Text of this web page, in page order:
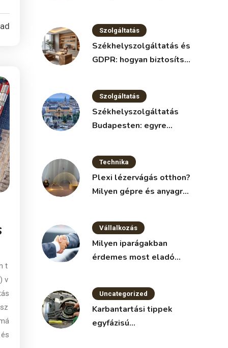
t
v
Szolgáltatás
Székhelyszolgáltatás és
GDPR: hogyan biztosítsd
Szolgáltatás
Székhelyszolgáltatás
Budapesten: egyre
vállalkozások körében
Technika
Plexi lézervágás otthon?
Milyen gépre és anyagra
Vállalkozás
Milyen iparágakban
érdemes most eladó
Uncategorized
Karbantartási tippek
egyfázisú